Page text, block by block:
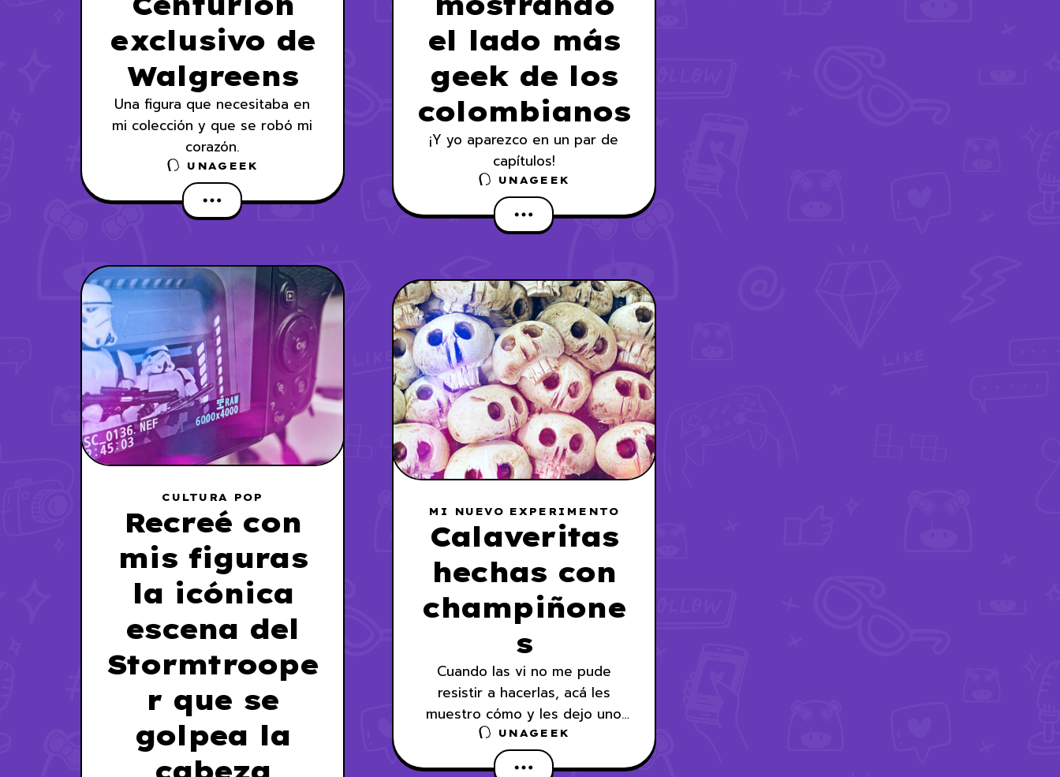
el lado más
geek de los
colombianos
¡Y yo aparezco en un par de
capítulos!
UNAGEEK
exclusivo de
Walgreens
Una figura que necesitaba en
mi colección y que se robó mi
corazón.
UNAGEEK
CULTURA POP
Recreé con
mis figuras
la icónica
escena del
Stormtroope
r que se
golpea la
MI NUEVO EXPERIMENTO
Calaveritas
hechas con
champiñone
s
Cuando las vi no me pude
resistir a hacerlas, acá les
muestro cómo y les dejo uno
que otro tip.
UNAGEEK